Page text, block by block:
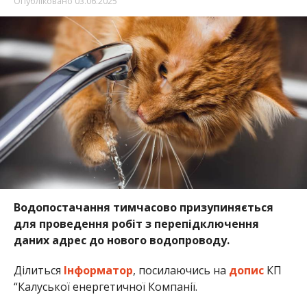
Водопостачання тимчасово призупиняється
для проведення робіт з перепідключення
даних адрес до нового водопроводу.
Ділиться Інформатор, посилаючись на дописКП
“Калуської енергетичної Компанії.